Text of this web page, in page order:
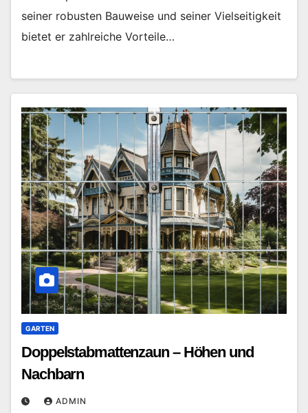
seiner robusten Bauweise und seiner Vielseitigkeit
bietet er zahlreiche Vorteile…
GARTEN
Doppelstabmattenzaun – Höhen und
Nachbarn
ADMIN